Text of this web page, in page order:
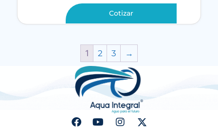
Cotizar
1 2 3 →